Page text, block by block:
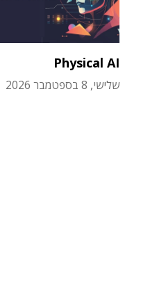
Physical AI
שלישי, 8 בספטמבר 2026